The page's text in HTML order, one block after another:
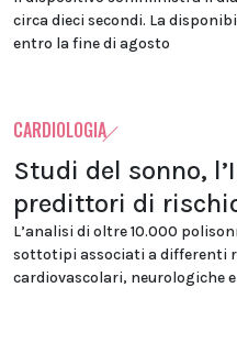
circa dieci secondi. La
entro la fine di agosto
CARDIOLOGIA
Studi del sonno,
predittori di
L’analisi di oltre 10.000
sottotipi associati a differenti
cardiovascolari, neurologiche